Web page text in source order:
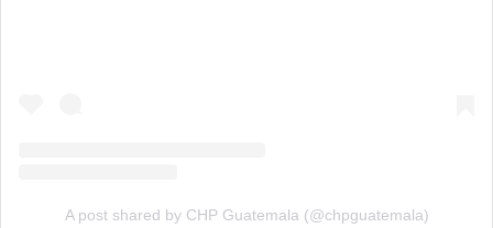
A post shared by CHP Guatemala (@chpguatemala)